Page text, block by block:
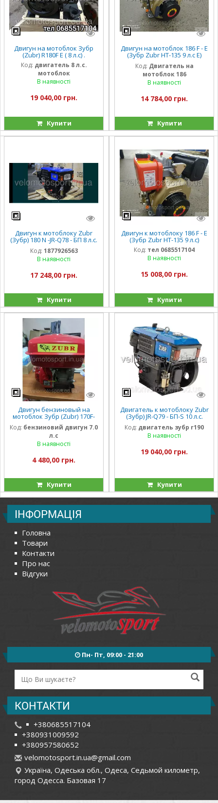
Двигун на мотоблок Зубр
(Zubr) R180F E ( 8 л.с) .
Код: двигатель 8 л.с.
мотоблок
В наявності
19 040,00 грн.
Купити
Двигун на мотоблок 186 F - E
(Зубр Zubr НТ-135 9 л.с Е)
электро
Код: Двигатель на
мотоблок 186
В наявності
14 784,00 грн.
Купити
Двигун к мотоблоку Zubr
(Зубр) 180 N -JR-Q78 - БП 8 л.с.
ручной - ПЛЮС
Код: 1877926563
В наявності
17 248,00 грн.
Купити
Двигун к мотоблоку 186 F - E
(Зубр Zubr НТ-135 9 л.с)
Код: тел 0685517104
В наявності
15 008,00 грн.
Купити
Двигун бензиновый на
мотоблок Зубр (Zubr) 170F-
1(7 л.с.) шпонка 19 мм 20 мм
Код: бензиновий двигун 7.0
л.с
В наявності
4 480,00 грн.
Купити
Двигатель к мотоблоку Zubr
(Зубр) JR-Q79 - БП-S 10 л.с.
ручной стартер (ПЛЮС).
Код: двигатель зубр r190
В наявності
19 040,00 грн.
Купити
ІНФОРМАЦІЯ
Головна
Товари
Контакти
Про нас
Відгуки
Пн- Пт, 09:00 - 21:00
КОНТАКТИ
+380685517104
+380931009592
+380957580652
velomotosport.in.ua@gmail.com
Україна, Одеська обл., Одеса, Седьмой километр,
город Одесса. Базовая 17